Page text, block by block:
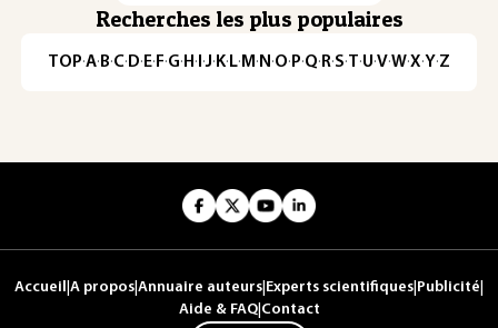
Recherches les plus populaires
TOP·A·B·C· D· E· F·G· H · ·J· K· L· M · N ·O· P·Q· R·S·T·U·V·W·X·Y·Z
Accueil A propos Annuaire auteurs Experts scientifiques Publicité
Aide & FAQ| Contact